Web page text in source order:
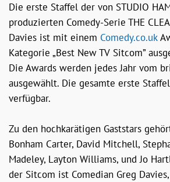
Die erste Staffel der von STUDIO
produzierten Comedy-Serie THE
Davies ist mit einem Comedy.co.uk
Kategorie „Best New TV Sitcom”
Die Awards werden jedes Jahr vom
ausgewählt. Die gesamte erste
verfügbar.
Zu den hochkarätigen Gaststars
Bonham Carter, David Mitchell,
Madeley, Layton Williams, und Jo
der Sitcom ist Comedian Greg